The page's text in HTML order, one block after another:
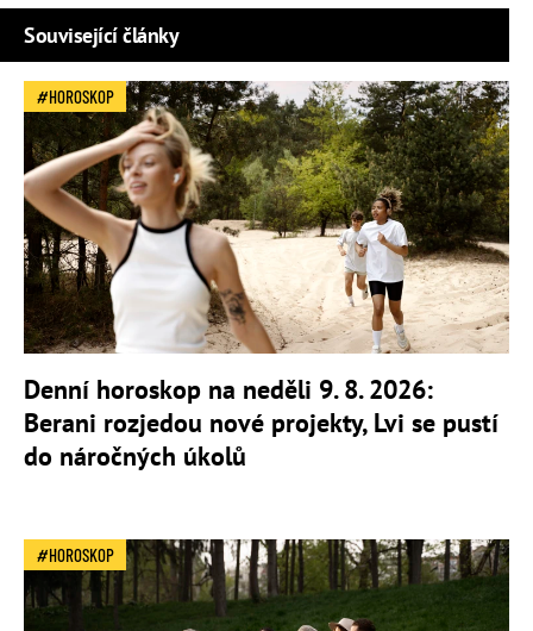
Související články
HOROSKOP
Denní horoskop na neděli 9. 8. 2026:
Berani rozjedou nové projekty, Lvi se pustí
do náročných úkolů
HOROSKOP